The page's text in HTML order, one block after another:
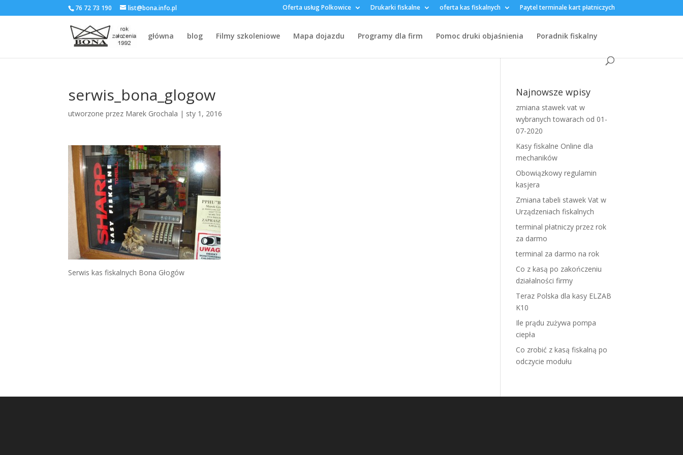
76 72 73 190 list@bona.info.pl Oferta usług Polkowice Drukarki fiskalne oferta kas fiskalnych Paytel terminale kart płatniczych
główna blog Filmy szkoleniowe Mapa dojazdu Programy dla firm Pomoc druki objaśnienia Poradnik fiskalny
serwis_bona_glogow
utworzone przez Marek Grochala | sty 1, 2016
Serwis kas fiskalnych Bona Głogów
Najnowsze wpisy
zmiana stawek vat w
wybranych towarach od 01-
07-2020
Kasy fiskalne Online dla
mechaników
Obowiązkowy regulamin
kasjera
Zmiana tabeli stawek Vat w
Urządzeniach fiskalnych
terminal płatniczy przez rok
za darmo
terminal za darmo na rok
Co z kasą po zakończeniu
działalności firmy
Teraz Polska dla kasy ELZAB
K10
Ile prądu zużywa pompa
ciepła
Co zrobić z kasą fiskalną po
odczycie modułu